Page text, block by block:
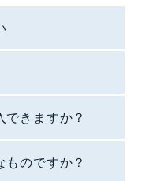
きますか？
のですか？